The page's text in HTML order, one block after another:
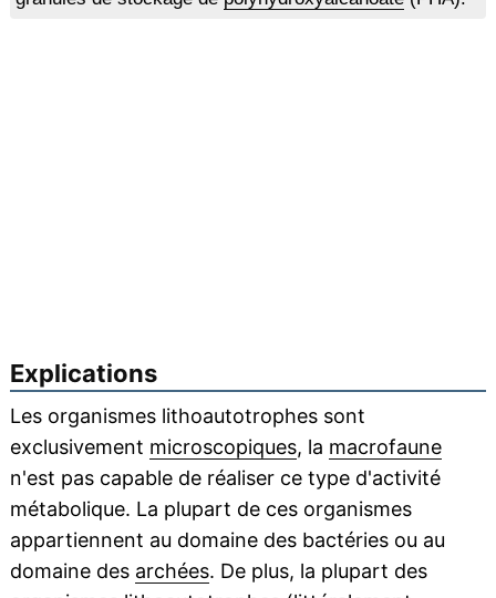
Explications
Les organismes lithoautotrophes sont
exclusivement microscopiques, la macrofaune
n'est pas capable de réaliser ce type d'activité
métabolique. La plupart de ces organismes
appartiennent au domaine des bactéries ou au
domaine des archées. De plus, la plupart des